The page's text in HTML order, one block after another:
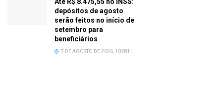
depósitos de agosto
serão feitos no início de
setembro para
beneficiários
7 DE AGOSTO DE 2026, 10:08H